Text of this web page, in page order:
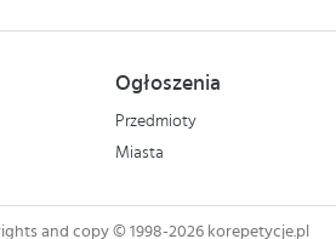
Ogłoszenia
Przedmioty
Miasta
and copy © 1998-2026 korepetycje.pl